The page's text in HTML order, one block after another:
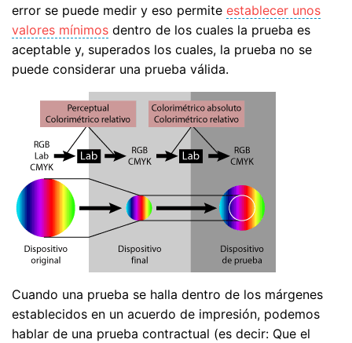
error se puede medir y eso permite establecer unos
valores mínimos dentro de los cuales la prueba es
aceptable y, superados los cuales, la prueba no se
puede considerar una prueba válida.
Cuando una prueba se halla dentro de los márgenes
establecidos en un acuerdo de impresión, podemos
hablar de una prueba contractual (es decir: Que el